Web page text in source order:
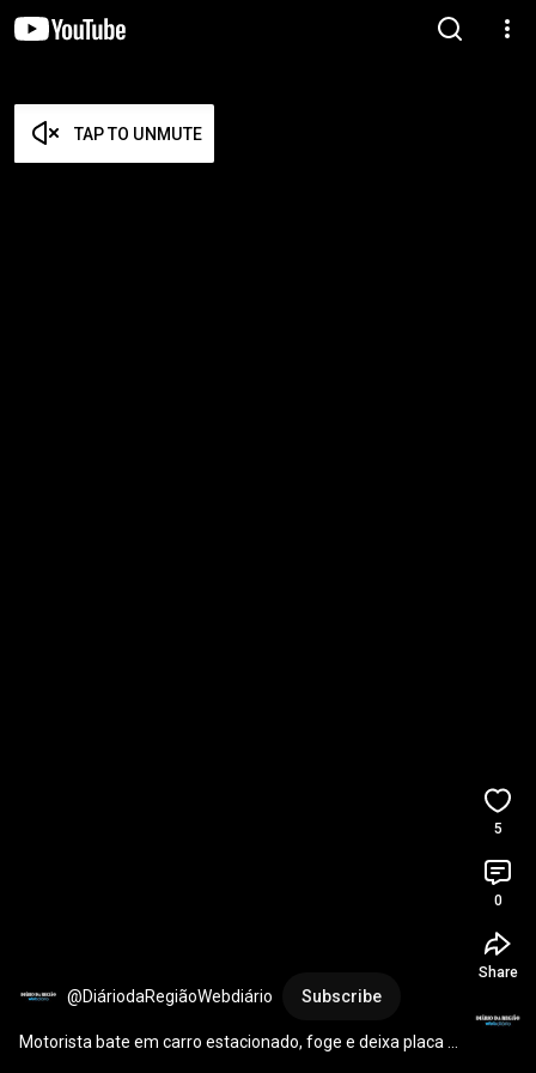
TAP TO UNMUTE
@DiáriodaRegiãoWebdiário Subscribe
Motorista bate em carro estacionado, foge e deixa placa
5
0
Share